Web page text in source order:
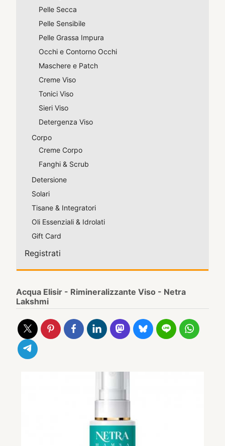
Pelle Secca
Pelle Sensibile
Pelle Grassa Impura
Occhi e Contorno Occhi
Maschere e Patch
Creme Viso
Tonici Viso
Sieri Viso
Detergenza Viso
Corpo
Creme Corpo
Fanghi & Scrub
Detersione
Solari
Tisane & Integratori
Oli Essenziali & Idrolati
Gift Card
Registrati
Acqua Elisir - Rimineralizzante Viso - Netra
Lakshmi